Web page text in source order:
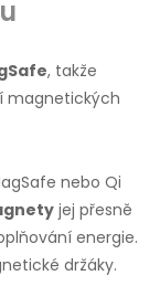
, takže
magnetických
nebo Qi
jej přesně
energie.
držáky.